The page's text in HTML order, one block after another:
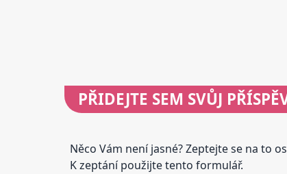
PŘIDEJTE SEM SVŮJ
Něco Vám není jasné? Zeptejte se na to
K zeptání použijte tento formulář.